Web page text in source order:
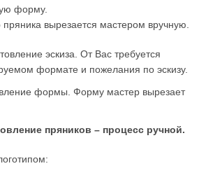
форму.
вырезается мастером вручную.
эскиза. От Вас требуется
формате и пожелания по эскизу.
формы. Форму мастер вырезает
пряников – процесс ручной.